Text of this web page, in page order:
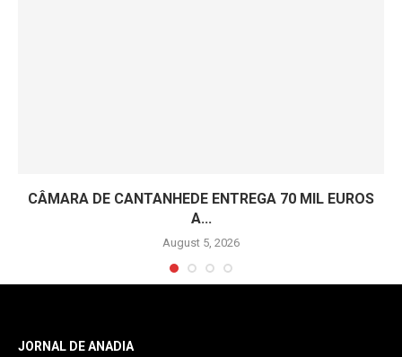
CÂMARA DE CANTANHEDE ENTREGA 70 MIL EUROS
A...
August 5, 2026
JORNAL DE ANADIA